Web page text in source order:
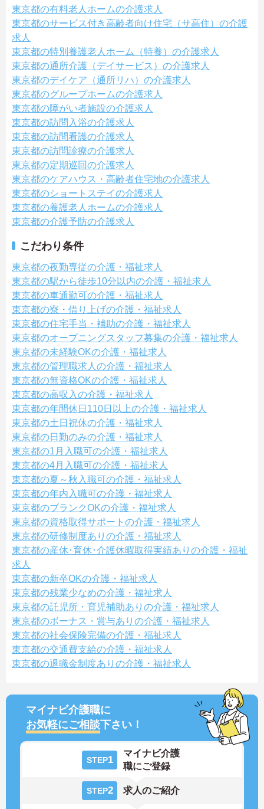
東京都の有料老人ホームの介護求人
東京都のサービス付き高齢者向け住宅（サ高住）の介護
求人
東京都の特別養護老人ホーム（特養）の介護求人
東京都の通所介護（デイサービス）の介護求人
東京都のデイケア（通所リハ）の介護求人
東京都のグループホームの介護求人
東京都の障がい者施設の介護求人
東京都の訪問入浴の介護求人
東京都の訪問看護の介護求人
東京都の訪問診療の介護求人
東京都の定期巡回の介護求人
東京都のケアハウス・高齢者住宅地の介護求人
東京都のショートステイの介護求人
東京都の養護老人ホームの介護求人
東京都の介護予防の介護求人
こだわり条件
東京都の夜勤専従の介護・福祉求人
東京都の駅から徒歩10分以内の介護・福祉求人
東京都の車通勤可の介護・福祉求人
東京都の寮・借り上げの介護・福祉求人
東京都の住宅手当・補助の介護・福祉求人
東京都のオープニングスタッフ募集の介護・福祉求人
東京都の未経験OKの介護・福祉求人
東京都の管理職求人の介護・福祉求人
東京都の無資格OKの介護・福祉求人
東京都の高収入の介護・福祉求人
東京都の年間休日110日以上の介護・福祉求人
東京都の土日祝休の介護・福祉求人
東京都の日勤のみの介護・福祉求人
東京都の1月入職可の介護・福祉求人
東京都の4月入職可の介護・福祉求人
東京都の夏～秋入職可の介護・福祉求人
東京都の年内入職可の介護・福祉求人
東京都のブランクOKの介護・福祉求人
東京都の資格取得サポートの介護・福祉求人
東京都の研修制度ありの介護・福祉求人
東京都の産休･育休･介護休暇取得実績ありの介護・福祉
求人
東京都の新卒OKの介護・福祉求人
東京都の残業少なめの介護・福祉求人
東京都の託児所・育児補助ありの介護・福祉求人
東京都のボーナス・賞与ありの介護・福祉求人
東京都の社会保険完備の介護・福祉求人
東京都の交通費支給の介護・福祉求人
東京都の退職金制度ありの介護・福祉求人
マイナビ介護職に
お気軽にご相談下さい！
STEP1
マイナビ介護
職にご登録
STEP2 求人のご紹介